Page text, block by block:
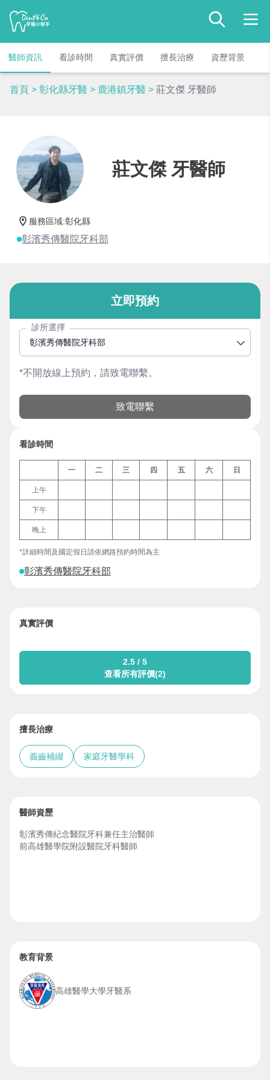
醫師資訊 看診時間 真實評價 擅長治療 資歷背景
首頁 > 彰化縣牙醫 > 鹿港鎮牙醫 > 莊文傑 牙醫師
莊文傑 牙醫師
服務區域:彰化縣
彰濱秀傳醫院牙科部
看診時間
一 二 三 四 五 六 日
上午
下午
晚上
*詳細時間及國定假日請依網路預約時間為主
彰濱秀傳醫院牙科部
立即預約
診所選擇
彰濱秀傳醫院牙科部
*不開放線上預約，請致電聯繫。
致電聯繫
真實評價
2.5 / 5
查看所有評價(2)
擅長治療
義齒補綴 家庭牙醫學科
醫師資歷
彰濱秀傳紀念醫院牙科兼任主治醫師
前高雄醫學院附設醫院牙科醫師
教育背景
高雄醫學大學牙醫系